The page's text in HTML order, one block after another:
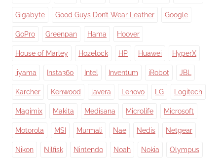
Gigabyte Good Guys Don’t Wear Leather Google
GoPro Greenpan Hama Hoover
House of Marley Hozelock HP Huawei HyperX
iiyama Insta360 Intel Inventum iRobot JBL
Karcher Kenwood lavera Lenovo LG Logitech
Magimix Makita Medisana Microlife Microsoft
Motorola MSI Murmali Nae Nedis Netgear
Nikon Nilfisk Nintendo Noah Nokia Olympus